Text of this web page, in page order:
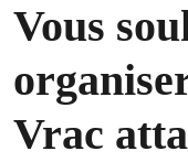
Vous
Vrac